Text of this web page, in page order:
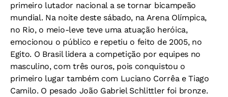
primeiro lutador nacional a se tornar bicampeão
mundial. Na noite deste sábado, na Arena Olímpica,
no Rio, o meio-leve teve uma atuação heróica,
emocionou o público e repetiu o feito de 2005, no
Egito. O Brasil lidera a competição por equipes no
masculino, com três ouros, pois conquistou o
primeiro lugar também com Luciano Corrêa e Tiago
Camilo. O pesado João Gabriel Schlittler foi bronze.